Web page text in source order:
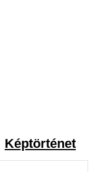
Képtörténet